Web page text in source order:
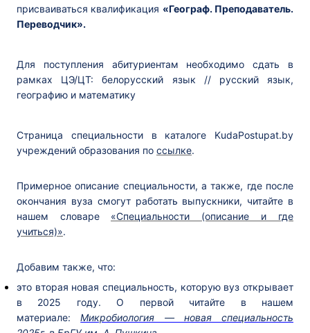
присваиваться квалификация «Географ. Преподаватель.
Переводчик».
Для поступления абитуриентам необходимо сдать в
рамках ЦЭ/ЦТ: белорусский язык // русский язык,
географию и математику
Страница специальности в каталоге KudaPostupat.by
учреждений образования по ссылке.
Примерное описание специальности, а также, где после
окончания вуза смогут работать выпускники, читайте в
нашем словаре
«Специальности (описание и где
учиться)».
Добавим также, что:
это вторая новая специальность, которую вуз открывает
в 2025 году. О первой читайте в нашем
материале:Микробиология — новая специальность